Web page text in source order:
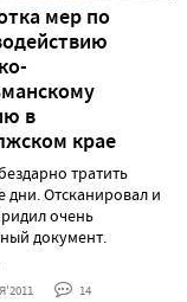
мер по
в
крае
тратить
дни. Отсканировал и
очень
документ.
14